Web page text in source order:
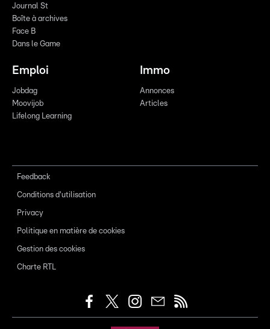
Journal St
Boîte à archives
Face B
Dans le Game
Emploi
Jobdag
Moovijob
Lifelong Learning
Immo
Annonces
Articles
Feedback
Conditions d'utilisation
Privacy
Politique en matière de cookies
Gestion des cookies
Charte RTL